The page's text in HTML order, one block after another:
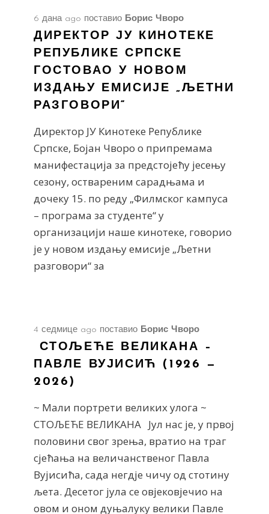
6 дана ago поставио Борис Чворо
ДИРЕКТОР ЈУ КИНОТЕКЕ
РЕПУБЛИКЕ СРПСКЕ
ГОСТОВАО У НОВОМ
ИЗДАЊУ ЕМИСИЈЕ „ЉЕТНИ
РАЗГОВОРИ“
Директор ЈУ Кинотеке Републике
Српске, Бојан Чворо о припремама
манифестација за предстојећу јесењу
сезону, оствареним сарадњама и
дочеку 15. по реду „Филмског кампуса
– програма за студенте“ у
организацији наше кинотеке, говорио
је у новом издању емисије „Љетни
разговори“ за
4 седмице ago поставио Борис Чворо
СТОЉЕЋЕ ВЕЛИКАНА –
ПАВЛЕ ВУЈИСИЋ (1926 —
2026)
~ Мали портрети великих улога ~
СТОЉЕЋЕ ВЕЛИКАНА Јул нас је, у првој
половини свог зрења, вратио на траг
сјећања на величанственог Павла
Вујисића, сада негдје чичу од стотину
љета. Десетог јула се овјековјечио на
овом и оном дуњалуку велики Павле